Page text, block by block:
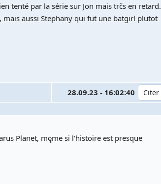
tenté par la série sur Jon mais trčs en retard.
mais aussi Stephany qui fut une batgirl plutot
28.09.23 - 16:02:40
Planet, męme si l'histoire est presque